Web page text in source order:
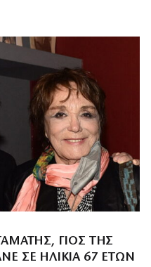
ΓΙΟΣ ΤΗΣ
ΣΕ ΗΛΙΚΊΑ 67 ΕΤΏΝ